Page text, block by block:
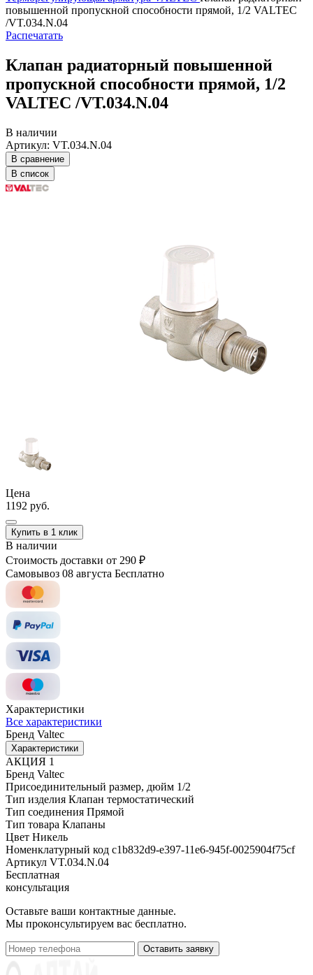
повышенной пропускной способности прямой, 1/2 VALTEC
/VT.034.N.04
Распечатать
Клапан радиаторный повышенной
пропускной способности прямой, 1/2
VALTEC /VT.034.N.04
В наличии
Артикул: VT.034.N.04
В сравнение
В список
Цена
1192 руб.
Купить в 1 клик
В наличии
Стоимость доставки от 290 ₽
Самовывоз 08 августа Бесплатно
Характеристики
Все характеристики
Бренд Valtec
Характеристики
АКЦИЯ 1
Бренд Valtec
Присоединительный размер, дюйм 1/2
Тип изделия Клапан термостатический
Тип соединения Прямой
Тип товара Клапаны
Цвет Никель
Номенклатурный код c1b832d9-e397-11e6-945f-0025904f75cf
Артикул VT.034.N.04
Бесплатная
консультация
Оставьте ваши контактные данные.
Мы проконсультируем вас бесплатно.
Оставить заявку